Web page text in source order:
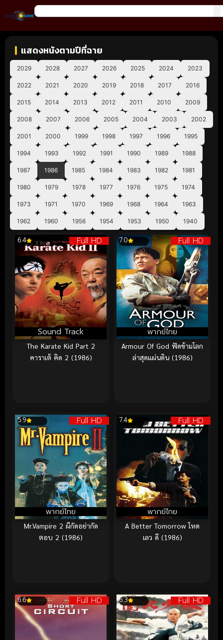
แสดงหนังตามปีที่ฉาย
2029 2028 2027 2026 2025 2024 2023
2022 2021 2020 2019 2018 2017 2016
2015 2014 2013 2012 2011 2010 2009
2008 2007 2006 2005 2004 2003 2002
2001 2000 1999 1998 1997 1996 1995
1994 1993 1992 1991 1990 1989 1988
1987 1986 1985 1984 1983 1982 1981
1980 1979 1978 1977 1976 1975 1974
1973 1971 1970 1969 1968 1964 1963
1962 1960 1956 1954 1953 1950 1940
Full HD
Sound Track
6.4
The Karate Kid Part 2
คาราเต้ คิด 2 (1986)
Full HD
พากย์ไทย
7.0
Armour Of God ฟัดข้ามโลก
ล่าสุดแผ่นดิน (1986)
Full HD
พากย์ไทย
5.9
Mr.Vampire 2 ผีกัดอย่ากัด
ตอบ 2 (1986)
Full HD
พากย์ไทย
7.4
A Better Tomorrow โหด
เลว ดี (1986)
Full HD
6.6 Full HD
6.3